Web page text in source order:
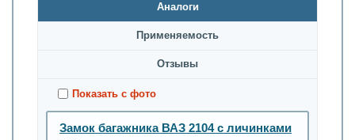
Аналоги
Применяемость
Oтзывы
Показать с фото
Замок багажника ВАЗ 2104 с личинками